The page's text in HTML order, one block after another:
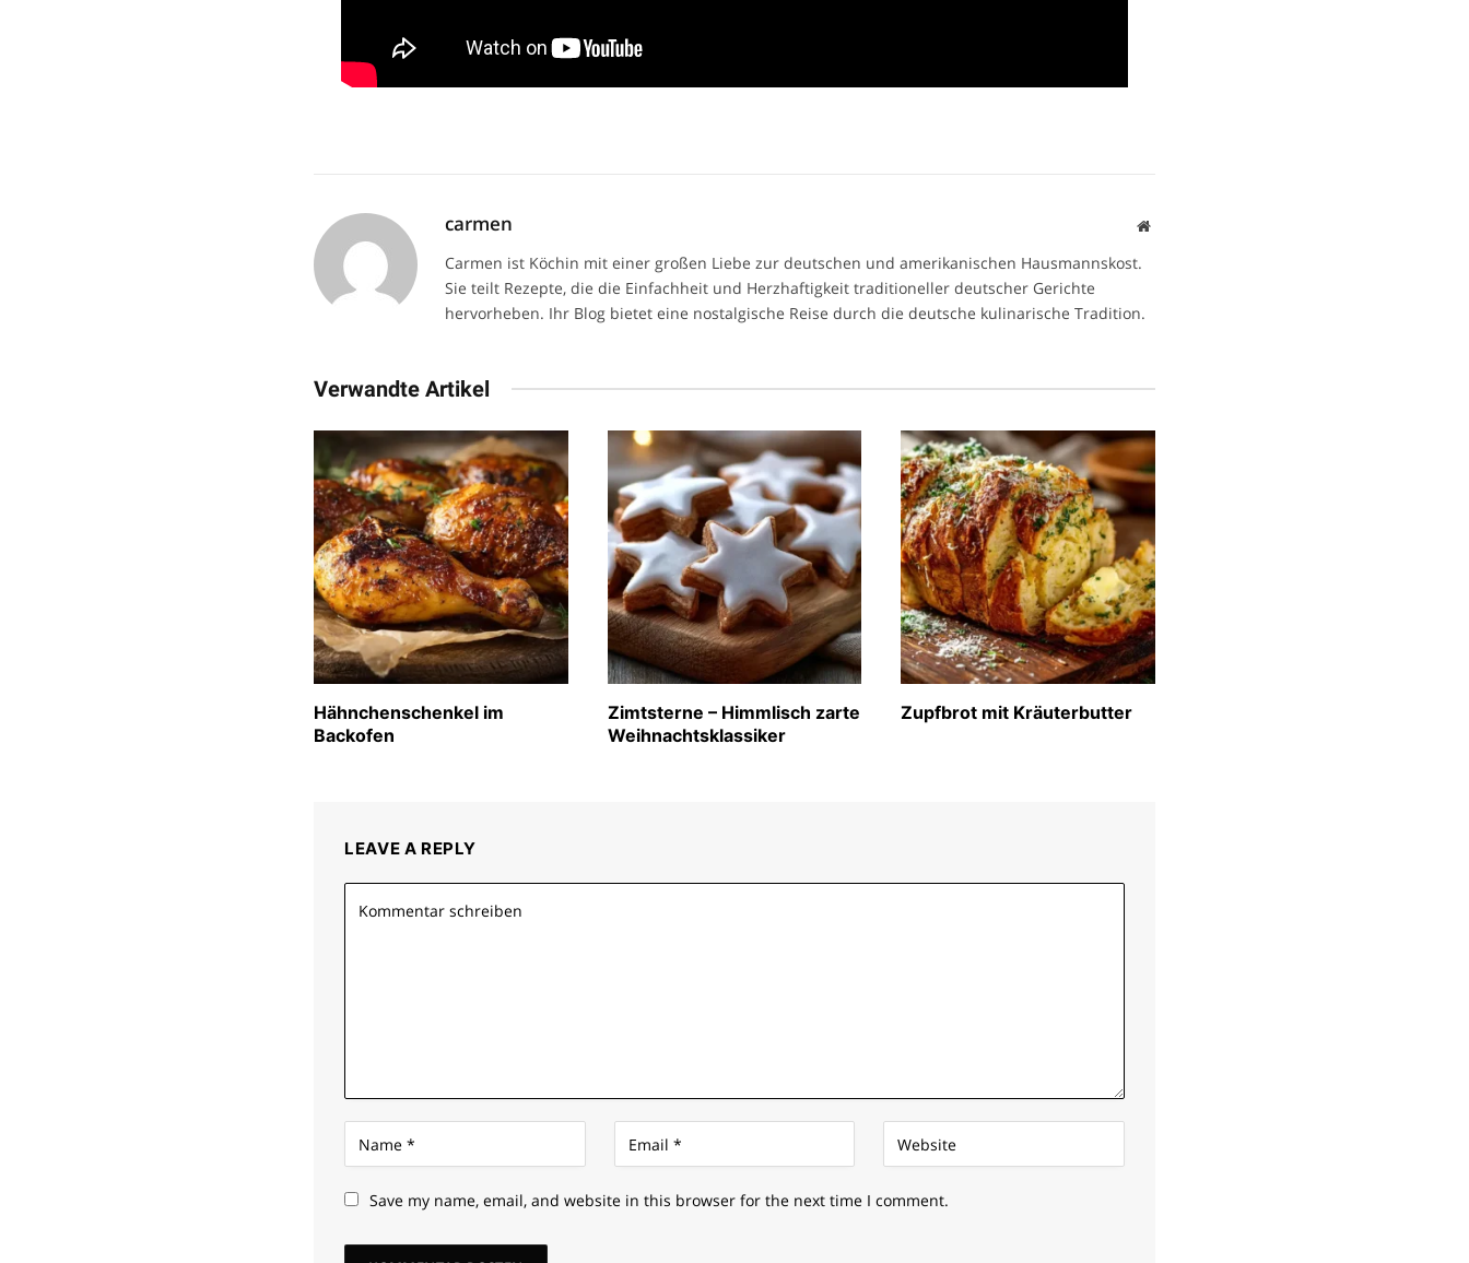
carmen Website
Carmen ist Köchin mit einer großen Liebe zur deutschen und amerikanischen Hausmannskost.
Sie teilt Rezepte, die die Einfachheit und Herzhaftigkeit traditioneller deutscher Gerichte
hervorheben. Ihr Blog bietet eine nostalgische Reise durch die deutsche kulinarische Tradition.
Verwandte Artikel
Hähnchenschenkel im
Backofen
Zimtsterne – Himmlisch zarte
Weihnachtsklassiker
Zupfbrot mit Kräuterbutter
LEAVE A REPLY
Save my name, email, and website in this browser for the next time I comment.